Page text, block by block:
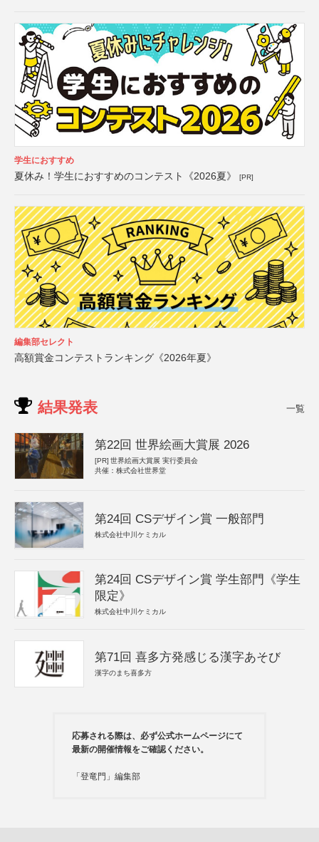
学生におすすめ
夏休み！学生におすすめのコンテスト《2026夏》 [PR]
編集部セレクト
高額賞金コンテストランキング《2026年夏》
結果発表 一覧
第22回 世界絵画大賞展 2026
[PR] 世界絵画大賞展 実行委員会
共催：株式会社世界堂
第24回 CSデザイン賞 一般部門
株式会社中川ケミカル
第24回 CSデザイン賞 学生部門《学生
限定》
株式会社中川ケミカル
第71回 喜多方発感じる漢字あそび
漢字のまち喜多方
応募される際は、必ず公式ホームページにて
最新の開催情報をご確認ください。
「登竜門」編集部